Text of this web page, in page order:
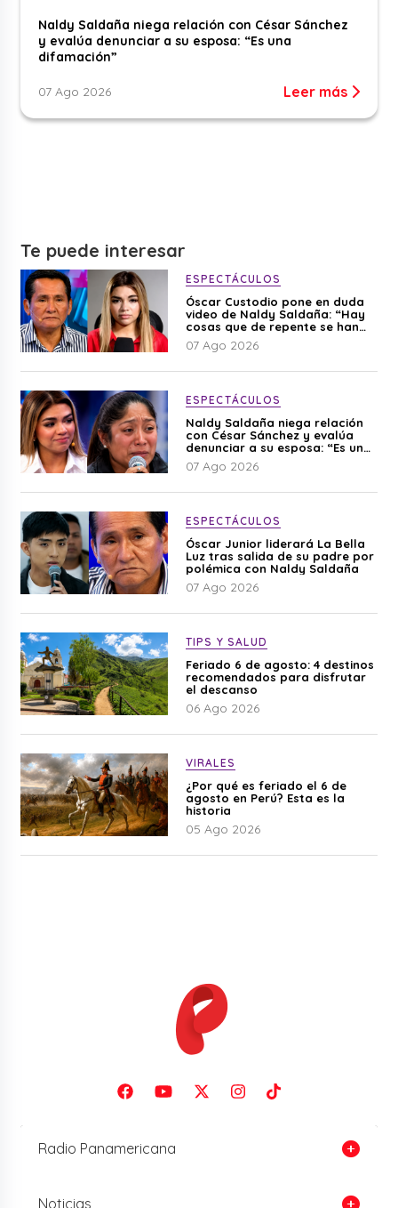
Naldy Saldaña niega relación con César Sánchez
y evalúa denunciar a su esposa: “Es una
difamación”
07 Ago 2026 Leer más
Te puede interesar
ESPECTÁCULOS
Óscar Custodio pone en duda
video de Naldy Saldaña: “Hay
cosas que de repente se han
editado”
07 Ago 2026
ESPECTÁCULOS
Naldy Saldaña niega relación
con César Sánchez y evalúa
denunciar a su esposa: “Es una
difamación”
07 Ago 2026
ESPECTÁCULOS
Óscar Junior liderará La Bella
Luz tras salida de su padre por
polémica con Naldy Saldaña
07 Ago 2026
TIPS Y SALUD
Feriado 6 de agosto: 4 destinos
recomendados para disfrutar
el descanso
06 Ago 2026
VIRALES
¿Por qué es feriado el 6 de
agosto en Perú? Esta es la
historia
05 Ago 2026
Radio Panamericana
Noticias